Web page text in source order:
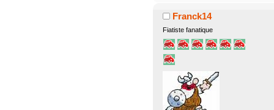
Franck14
Fiatiste fanatique